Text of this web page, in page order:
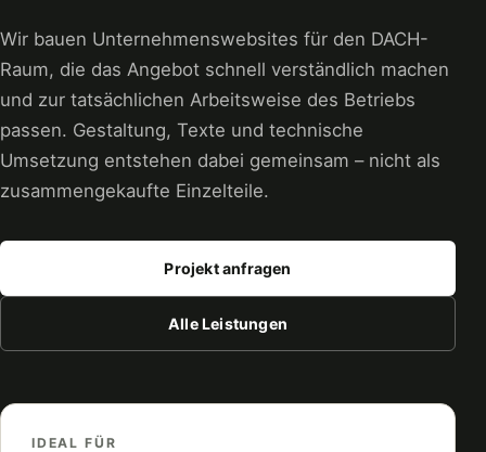
Wir bauen Unternehmenswebsites für den DACH-
Raum, die das Angebot schnell verständlich machen
und zur tatsächlichen Arbeitsweise des Betriebs
passen. Gestaltung, Texte und technische
Umsetzung entstehen dabei gemeinsam – nicht als
zusammengekaufte Einzelteile.
Projekt anfragen
Alle Leistungen
IDEAL FÜR